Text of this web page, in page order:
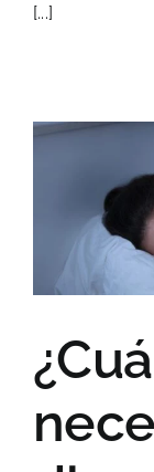
[...]